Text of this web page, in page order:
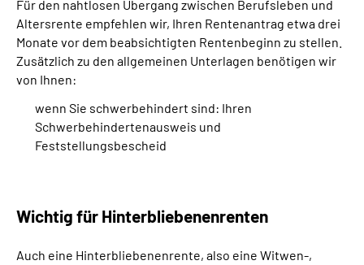
Für den nahtlosen Übergang zwischen Berufsleben und
Altersrente empfehlen wir, Ihren Rentenantrag etwa drei
Monate vor dem beabsichtigten Rentenbeginn zu stellen.
Zusätzlich zu den allgemeinen Unterlagen benötigen wir
von Ihnen:
wenn Sie schwerbehindert sind: Ihren
Schwerbehindertenausweis und
Feststellungsbescheid
Wichtig für Hinterbliebenenrenten
Auch eine Hinterbliebenenrente, also eine Witwen-,